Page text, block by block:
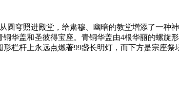
穹照进殿堂，给肃穆、幽暗的教堂增添了一种
华盖和圣彼得宝座。青铜华盖由4根华丽的螺旋
栏杆上永远点燃著99盏长明灯，而下方是宗座祭